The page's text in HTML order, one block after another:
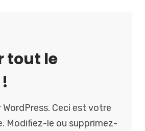
tout le
WordPress. Ceci est votre
Modifiez-le ou supprimez-